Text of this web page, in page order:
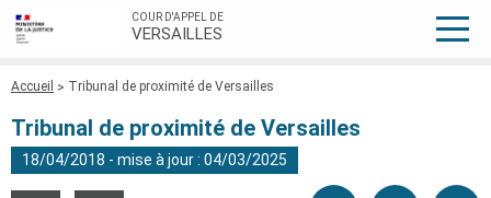
COUR D'APPEL DE
VERSAILLES
Fil
Accueil Tribunal de proximité de Versailles
Tribunal de proximité de Versailles
18/04/2018 - mise à jour : 04/03/2025